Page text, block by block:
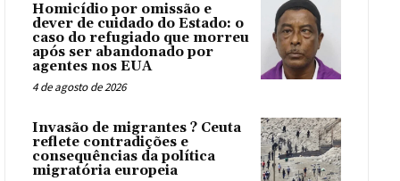
Homicídio por omissão e
dever de cuidado do Estado: o
caso do refugiado que morreu
após ser abandonado por
agentes nos EUA
4 de agosto de 2026
Invasão de migrantes ? Ceuta
reflete contradições e
consequências da política
migratória europeia